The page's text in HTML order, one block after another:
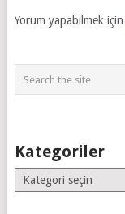
Yorum yapabilmek için
Kategoriler
Kategoriler